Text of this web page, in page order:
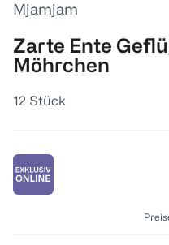
Mjamjam
Zarte Ente
Möhrchen
12 Stück